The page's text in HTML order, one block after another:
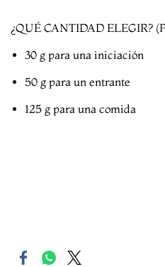
¿QUÉ CANTIDAD ELEGIR?
30 g para una iniciación
50 g para un entrante
125 g para una comida